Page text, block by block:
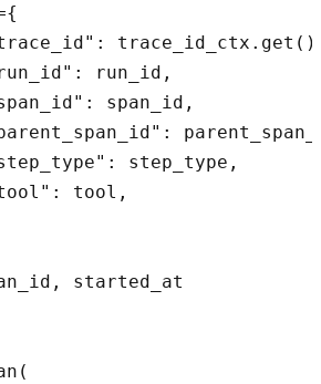
run_id,
span_id,
step_type,
tool,
started_at